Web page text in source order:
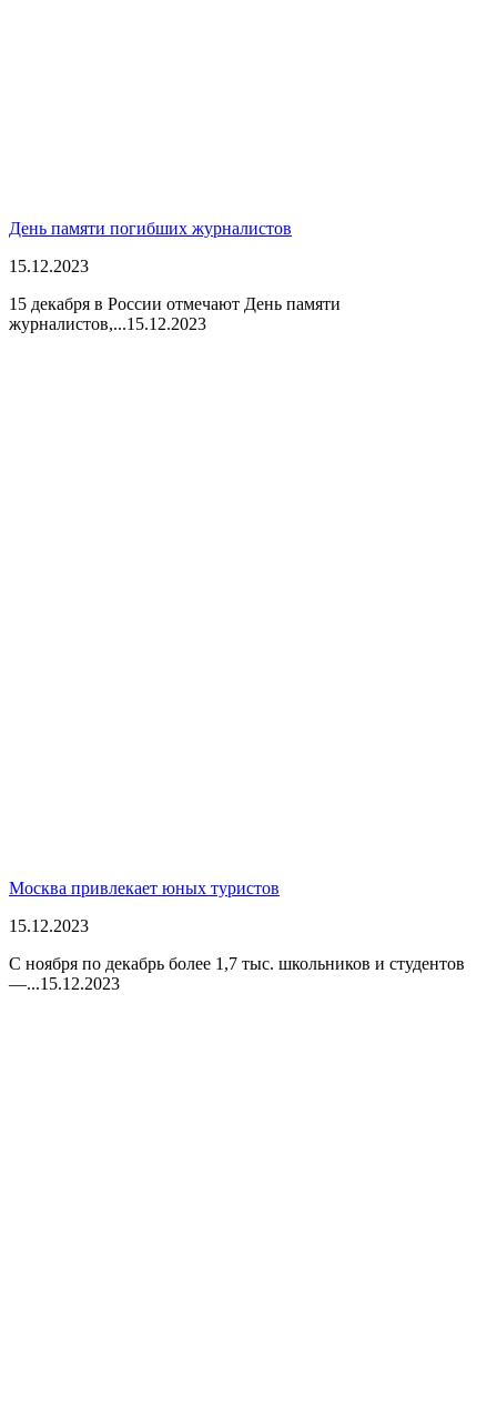
День памяти погибших журналистов
15.12.2023
15 декабря в России отмечают День памяти
журналистов,...15.12.2023
Москва привлекает юных туристов
15.12.2023
С ноября по декабрь более 1,7 тыс. школьников и студентов
—...15.12.2023